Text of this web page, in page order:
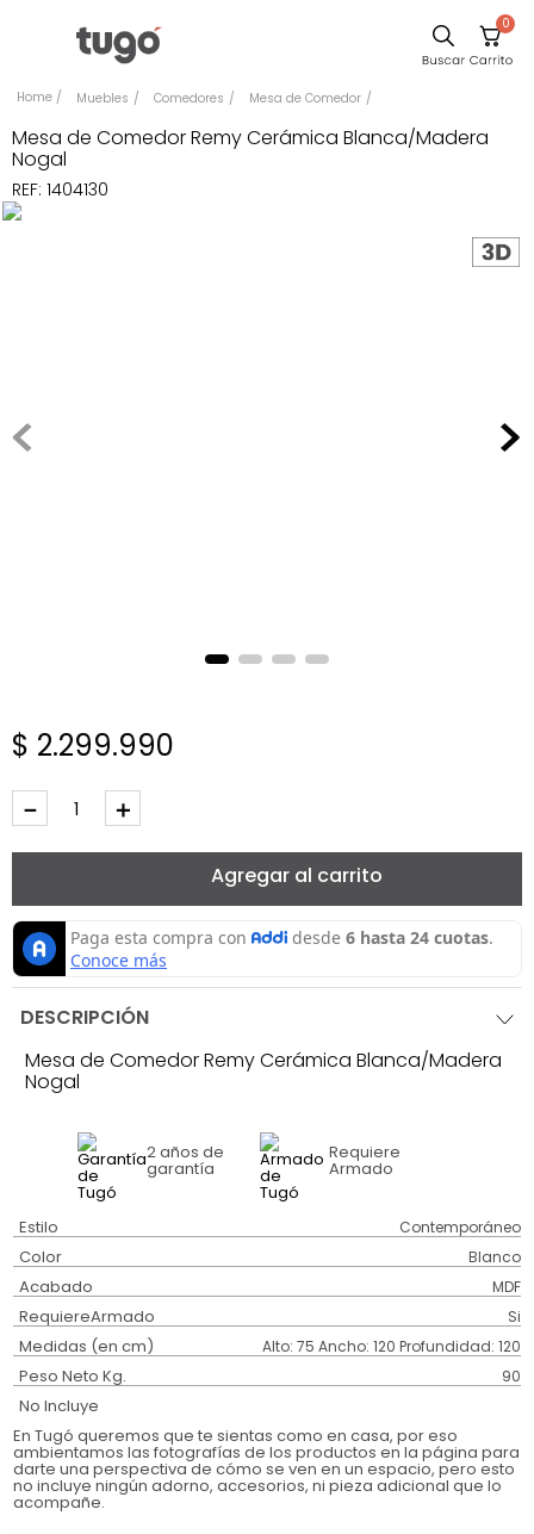
0
Muebles Comedores Mesa de Comedor
Mesa de Comedor Remy Cerámica Blanca/Madera
Nogal
REF: 1404130
$ 2.299.990
＋
－
Agregar al carrito
DESCRIPCIÓN
Mesa de Comedor Remy Cerámica Blanca/Madera
Nogal
2 años de
garantía
Requiere
Armado
Estilo Contemporáneo
Color Blanco
Acabado MDF
RequiereArmado Si
Medidas (en cm) Alto: 75 Ancho: 120 Profundidad: 120
Peso Neto Kg. 90
No Incluye
En Tugó queremos que te sientas como en casa, por eso
ambientamos las fotografías de los productos en la página para
darte una perspectiva de cómo se ven en un espacio, pero esto
no incluye ningún adorno, accesorios, ni pieza adicional que lo
acompañe.
Comedor